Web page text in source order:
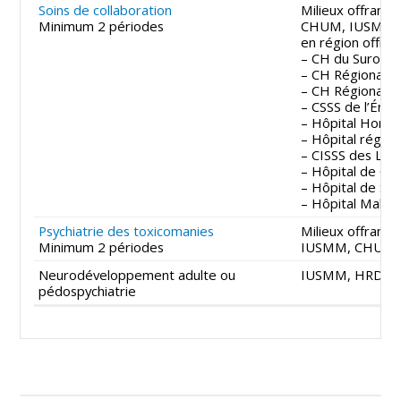
Soins de collaboration
Minimum 2 périodes
Milieux offrant
CHUM,
en région
– CH du Suroit
– CH Régional
– CH Régional
– CSSS de
– Hôpital
– Hôpital
– CISSS des
– Hôpital de
– Hôpital de
– Hôpital
Psychiatrie des toxicomanies
Minimum 2 périodes
Milieux offrant
IUSMM,
Neurodéveloppement adulte ou
pédospychiatrie
IUSMM, HRDP,